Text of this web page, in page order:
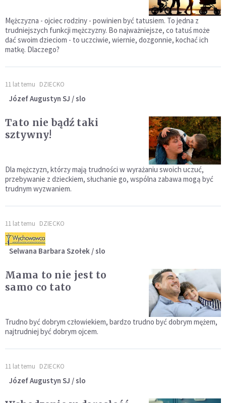
Mężczyzna - ojciec rodziny - powinien być tatusiem. To jedna z
trudniejszych funkcji mężczyzny. Bo najważniejsze, co tatuś może
dać swoim dzieciom - to uczciwie, wiernie, dozgonnie, kochać ich
matkę. Dlaczego?
11 lat temu DZIECKO
Józef Augustyn SJ / slo
Tato nie bądź taki
sztywny!
Dla mężczyzn, którzy mają trudności w wyrażaniu swoich uczuć,
przebywanie z dzieckiem, słuchanie go, wspólna zabawa mogą być
trudnym wyzwaniem.
11 lat temu DZIECKO
Selwana Barbara Szołek / slo
Mama to nie jest to
samo co tato
Trudno być dobrym człowiekiem, bardzo trudno być dobrym mężem,
najtrudniej być dobrym ojcem.
11 lat temu DZIECKO
Józef Augustyn SJ / slo